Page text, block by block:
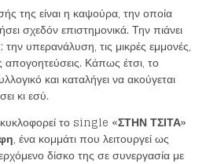
της είναι η καψούρα, την οποία
σχεδόν επιστημονικά. Την πιάνει
υπερανάλυση, τις μικρές εμμονές,
απογοητεύσεις. Κάπως έτσι, το
και καταλήγει να ακούγεται
κι εσύ.
το single «ΣΤΗΝ ΤΣΙΤΑ»
, ένα κομμάτι που λειτουργεί ως
δίσκο της σε συνεργασία με